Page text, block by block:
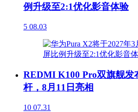
例升级至2:1优化影音体验
5 08.03
REDMI K100 Pro双旗舰发
杆，8月11日亮相
10 07.31